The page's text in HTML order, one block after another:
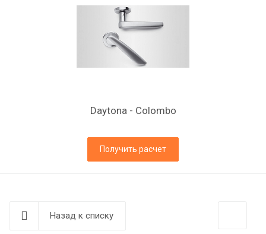
Daytona - Colombo
Получить расчет
Назад к списку